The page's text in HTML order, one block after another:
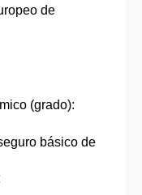
de
(grado):
básico de